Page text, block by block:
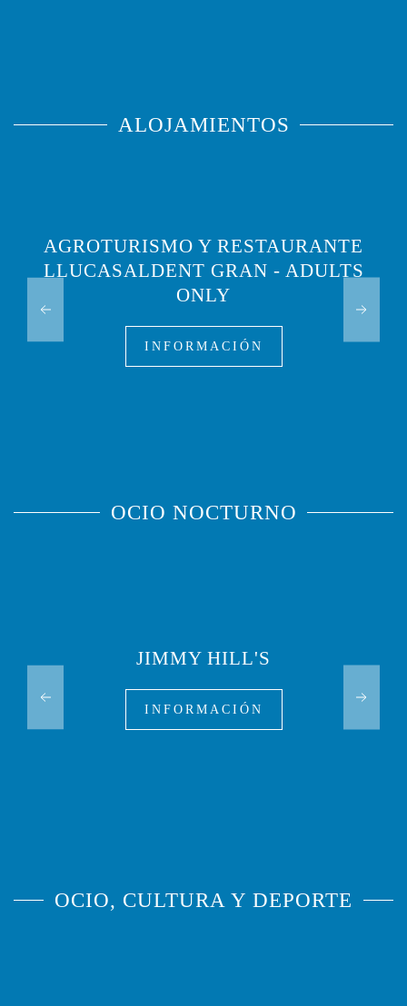
ALOJAMIENTOS
AGROTURISMO Y RESTAURANTE
LLUCASALDENT GRAN - ADULTS
ONLY
INFORMACIÓN
OCIO NOCTURNO
JIMMY HILL'S
INFORMACIÓN
OCIO, CULTURA Y DEPORTE